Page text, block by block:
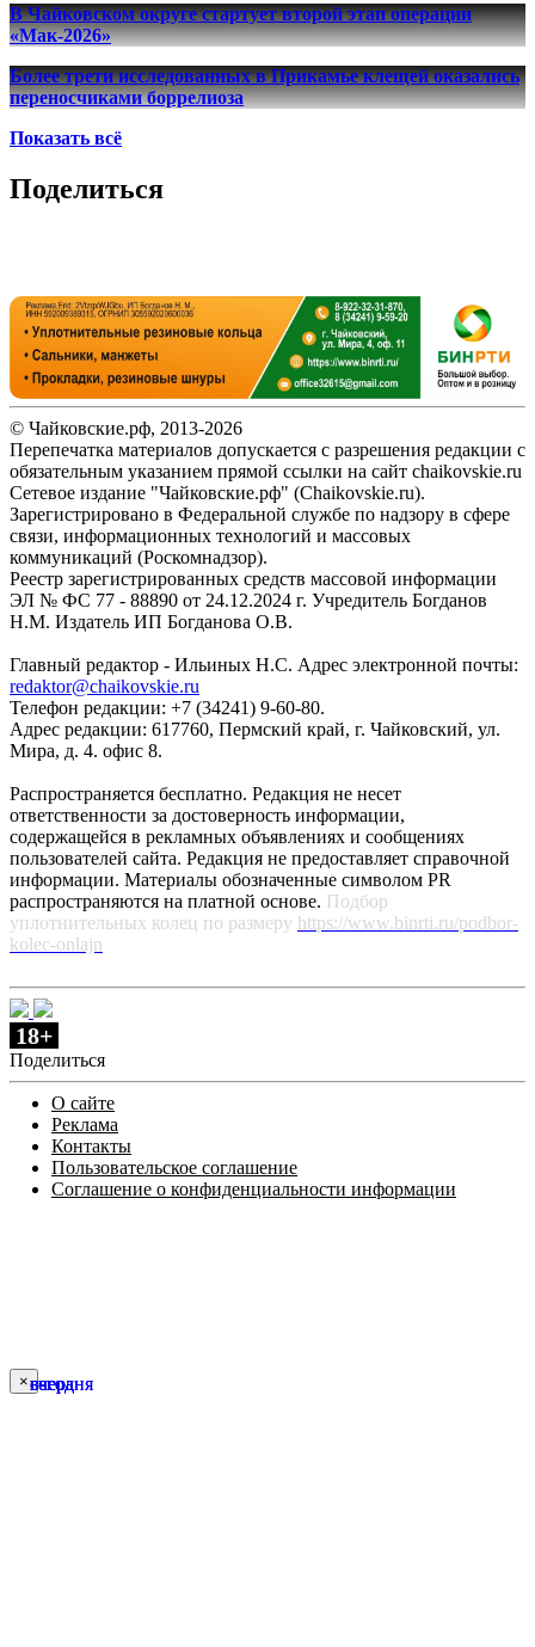
сегодня
сегодня
вчера
вчера
В Чайковском округе стартует второй этап операции
«Мак-2026»
вчера
Более трети исследованных в Прикамье клещей оказались
переносчиками боррелиоза
Показать всё
Поделиться
© Чайковские.рф, 2013-2026
Перепечатка материалов допускается с разрешения редакции с
обязательным указанием прямой ссылки на сайт chaikovskie.ru
Сетевое издание "Чайковские.рф" (Chaikovskie.ru).
Зарегистрировано в Федеральной службе по надзору в сфере
связи, информационных технологий и массовых
коммуникаций (Роскомнадзор).
Реестр зарегистрированных средств массовой информации
ЭЛ № ФС 77 - 88890 от 24.12.2024 г. Учредитель Богданов
Н.М. Издатель ИП Богданова О.В.
Главный редактор - Ильиных Н.С. Адрес электронной почты:
redaktor@chaikovskie.ru
Телефон редакции: +7 (34241) 9-60-80.
Адрес редакции: 617760, Пермский край, г. Чайковский, ул.
Мира, д. 4. офис 8.
Распространяется бесплатно. Редакция не несет
ответственности за достоверность информации,
содержащейся в рекламных объявлениях и сообщениях
пользователей сайта. Редакция не предоставляет справочной
информации. Материалы обозначенные символом PR
распространяются на платной основе. Подбор
уплотнительных колец по размеру https://www.binrti.ru/podbor-
kolec-onlajn
18+
Поделиться
О сайте
Реклама
Контакты
Пользовательское соглашение
Соглашение о конфиденциальности информации
×